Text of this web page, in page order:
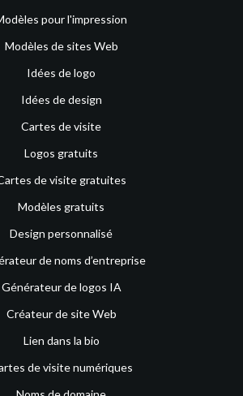
pour l'impression
Modèles de sites Web
Idées de logo
Idées de design
Cartes de visite
Logos gratuits
de visite gratuites
Modèles gratuits
Design personnalisé
de noms d’entreprise
Générateur de logos IA
Créateur de site Web
Lien dans la bio
de visite numériques